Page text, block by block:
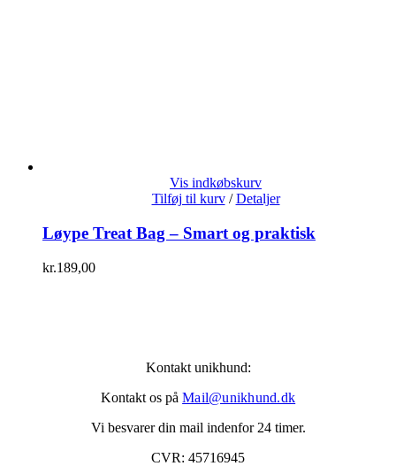
Vis indkøbskurv
Tilføj til kurv / Detaljer
Løype Treat Bag – Smart og praktisk
kr.189,00
Kontakt unikhund:
Kontakt os på Mail@unikhund.dk
Vi besvarer din mail indenfor 24 timer.
CVR: 45716945